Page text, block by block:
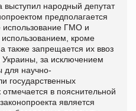
выступил народный депутат
предполагается
использование ГМО и
кроме
также запрещается их ввоз
за исключением
для научно-
государственных
в пояснительной
является